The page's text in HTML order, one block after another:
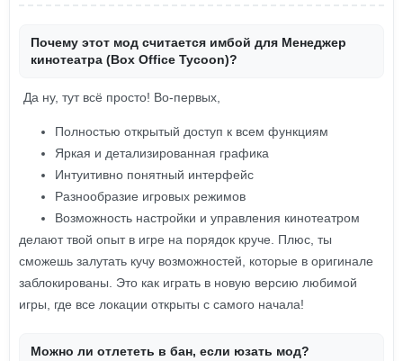
Почему этот мод считается имбой для Менеджер
кинотеатра (Box Office Tycoon)?
Да ну, тут всё просто! Во-первых,
Полностью открытый доступ к всем функциям
Яркая и детализированная графика
Интуитивно понятный интерфейс
Разнообразие игровых режимов
Возможность настройки и управления кинотеатром
делают твой опыт в игре на порядок круче. Плюс, ты
сможешь залутать кучу возможностей, которые в оригинале
заблокированы. Это как играть в новую версию любимой
игры, где все локации открыты с самого начала!
Можно ли отлететь в бан, если юзать мод?